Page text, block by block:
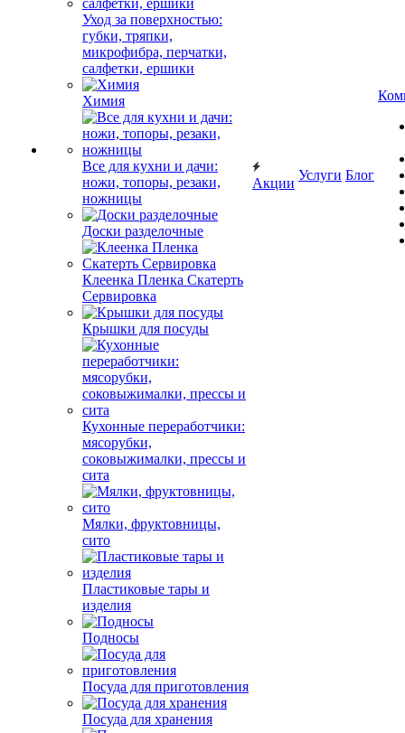
Уход за поверхностью:
губки, тряпки,
микрофибра, перчатки,
салфетки, ершики
Химия
Все для кухни и дачи:
ножи, топоры, резаки,
ножницы
Доски разделочные
Клеенка Пленка Скатерть
Сервировка
Крышки для посуды
Кухонные переработчики:
мясорубки,
соковыжималки, прессы и
сита
Мялки, фруктовницы,
сито
Пластиковые тары и
изделия
Подносы
Посуда для приготовления
Посуда для хранения
Акции
Услуги Блог